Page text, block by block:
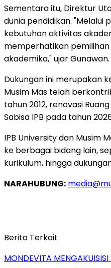
Sementara itu, Direktur
dunia pendidikan. "Melalui
kebutuhan aktivitas
memperhatikan
akademika," ujar Gunawan.
Dukungan ini merupakan
Musim Mas telah
tahun 2012, renovasi
Sabisa IPB pada tahun
IPB University dan Musim
ke berbagai bidang lain,
kurikulum, hingga
NARAHUBUNG:
Berita Terkait
MONDEVITA